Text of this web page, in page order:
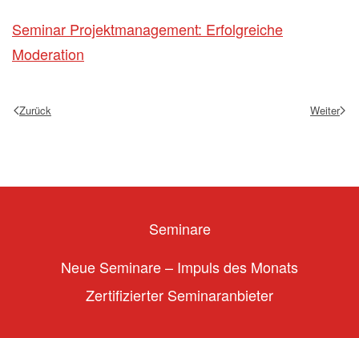
Seminar Projektmanagement: Erfolgreiche
Moderation
Zurück Weiter
Seminare
Neue Seminare – Impuls des Monats
Zertifizierter Seminaranbieter